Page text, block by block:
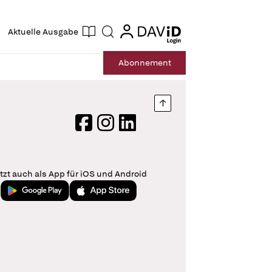
Aktuelle Ausgabe Suche login
login
Abonnement
Nach oben springen
FacebookInstagram
LinkedIn
auch als App für iOS und Android
Jetzt bei Google PlayLaden im App Store